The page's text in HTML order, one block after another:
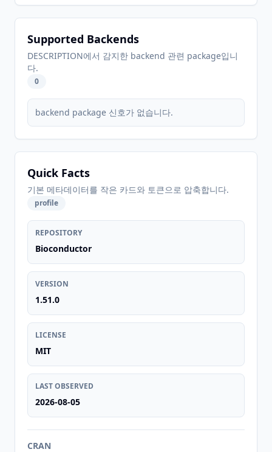
Supported Backends
DESCRIPTION에서 감지한 backend 관련 package입니
다.
0
backend package 신호가 없습니다.
Quick Facts
기본 메타데이터를 작은 카드와 토큰으로 압축합니다.
profile
REPOSITORY
Bioconductor
VERSION
1.51.0
LICENSE
MIT
LAST OBSERVED
2026-08-05
CRAN